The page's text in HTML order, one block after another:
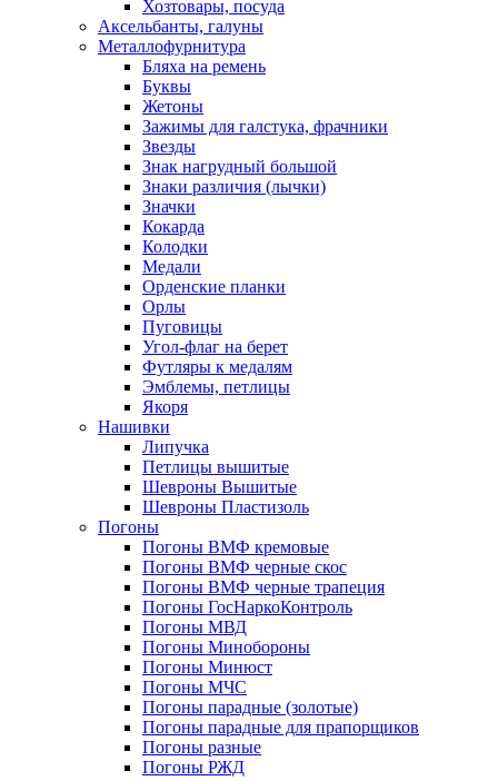
Хозтовары, посуда
Аксельбанты, галуны
Металлофурнитура
Бляха на ремень
Буквы
Жетоны
Зажимы для галстука, фрачники
Звезды
Знак нагрудный большой
Знаки различия (лычки)
Значки
Кокарда
Колодки
Медали
Орденские планки
Орлы
Пуговицы
Угол-флаг на берет
Футляры к медалям
Эмблемы, петлицы
Якоря
Нашивки
Липучка
Петлицы вышитые
Шевроны Вышитые
Шевроны Пластизоль
Погоны
Погоны ВМФ кремовые
Погоны ВМФ черные скос
Погоны ВМФ черные трапеция
Погоны ГосНаркоКонтроль
Погоны МВД
Погоны Минобороны
Погоны Минюст
Погоны МЧС
Погоны парадные (золотые)
Погоны парадные для прапорщиков
Погоны разные
Погоны РЖД